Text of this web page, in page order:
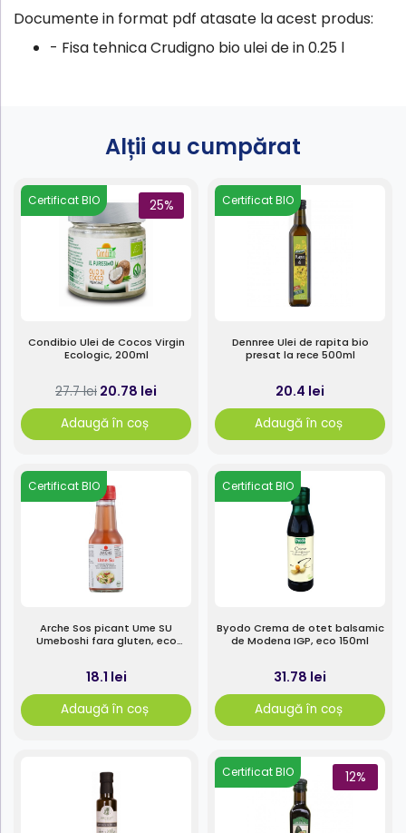
Documente in format pdf atasate la acest produs:
- Fisa tehnica Crudigno bio ulei de in 0.25 l
Alții au cumpărat
25%
Certificat BIO
Condibio Ulei de Cocos Virgin
Ecologic, 200ml
27.7 lei 20.78 lei
Adaugă în coș
Certificat BIO
Dennree Ulei de rapita bio
presat la rece 500ml
20.4 lei
Adaugă în coș
Certificat BIO
Arche Sos picant Ume SU
Umeboshi fara gluten, eco
18.1 lei
Adaugă în coș
Certificat BIO
Byodo Crema de otet balsamic
de Modena IGP, eco 150ml
31.78 lei
Adaugă în coș
12%
Certificat BIO